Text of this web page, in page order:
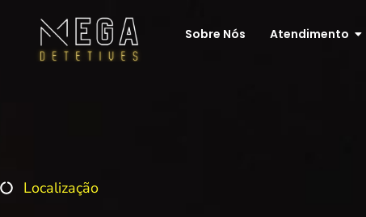
Sobre Nós Atendimento
Localização